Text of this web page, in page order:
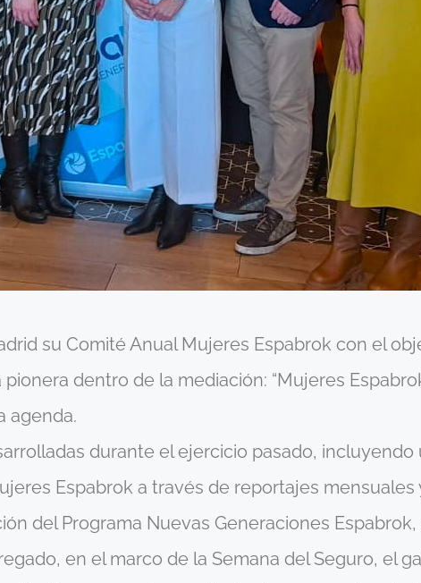
su Comité Anual Mujeres Espabrok con el
dentro de la mediación: “Mujeres
agenda.
durante el ejercicio pasado,
Espabrok a través de reportajes mensuales
del Programa Nuevas Generaciones
en el marco de la Semana del Seguro, el